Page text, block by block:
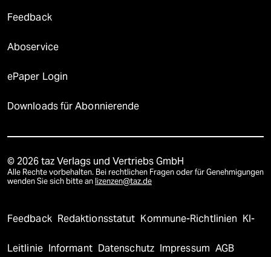
Feedback
Aboservice
ePaper Login
Downloads für Abonnierende
© 2026 taz Verlags und Vertriebs GmbH
Alle Rechte vorbehalten. Bei rechtlichen Fragen oder für Genehmigungen
wenden Sie sich bitte an lizenzen@taz.de
Feedback Redaktionsstatut Kommune-Richtlinien KI-
Leitlinie Informant Datenschutz Impressum AGB